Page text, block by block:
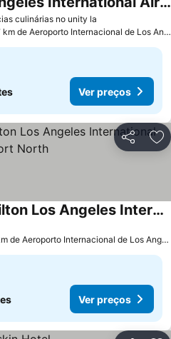
culinárias no unity la
a 0.7 km de Aeroporto Internacional de Los Angeles
Ver preços
Partilhar
Embassy Suites by Hilton Los Angeles International Airport North
a 1.5 km de Aeroporto Internacional de Los Angeles
Ver preços